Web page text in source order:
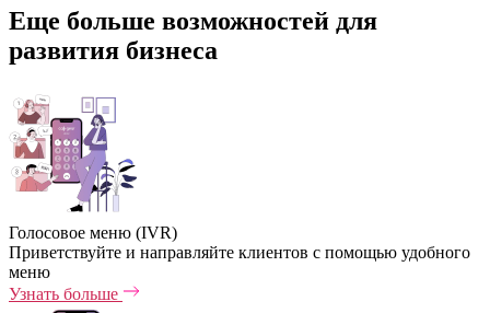
Еще больше возможностей для
развития бизнеса
Голосовое меню (IVR)
Приветствуйте и направляйте клиентов с помощью удобного
меню
Узнать больше